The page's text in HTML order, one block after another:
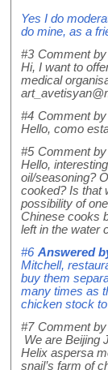
Yes I do
do mine, as a
#3 Comment by
Hi, I want to
medical
#4 Comment by
Hello, como
#5 Comment by
Hello,
oil/seasoning?
cooked? Is that
possibility of
Chinese cooks
left in the water
#6 Answered
Mitchell,
buy them
many times as
chicken stock
#7 Comment by
We are Beijing
Helix aspersa
snail’s farm of